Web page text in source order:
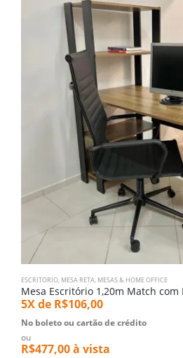
ESCRITORIO, MESA RETA, MESAS & HOME OFFICE
Mesa Escritório 1,20m Match com
5X de R$106,00
No boleto ou cartão de crédito
ou
R$477,00à vista